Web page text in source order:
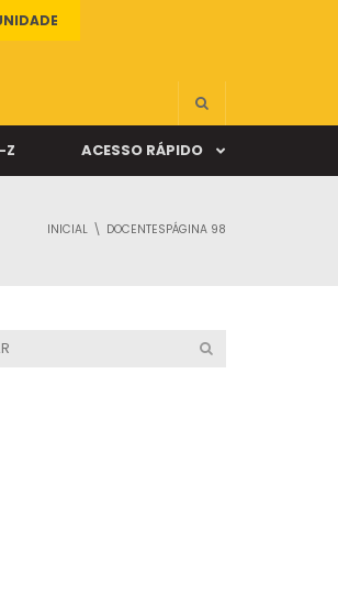
Z ACESSO RÁPIDO
INICIAL DOCENTESPÁGINA 98